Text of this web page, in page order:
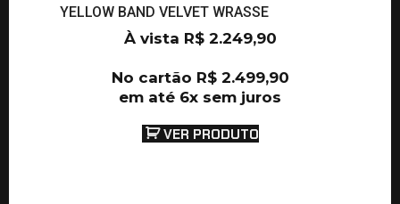
YELLOW BAND VELVET WRASSE
À vista R$2.249,90
No cartão R$2.499,90
em até 6x sem juros
VER PRODUTO